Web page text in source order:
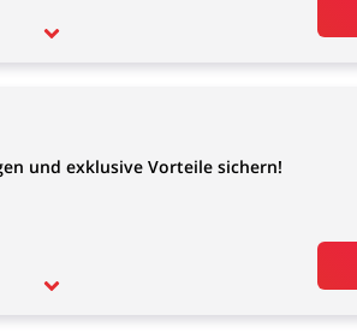
und exklusive Vorteile sichern!